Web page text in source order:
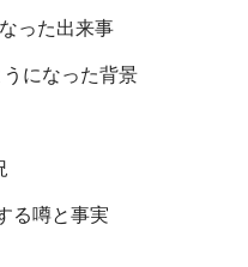
った出来事
になった背景
る噂と事実